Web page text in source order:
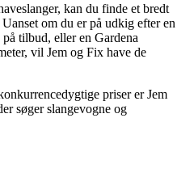
kan du finde et bredt
om du er på udkig efter en
tilbud, eller en Gardena
vil Jem og Fix have de
priser er Jem
søger slangevogne og